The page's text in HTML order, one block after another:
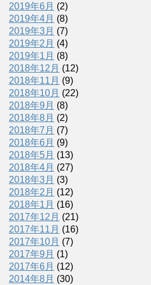
2019年6月 (2)
2019年4月 (8)
2019年3月 (7)
2019年2月 (4)
2019年1月 (8)
2018年12月 (12)
2018年11月 (9)
2018年10月 (22)
2018年9月 (8)
2018年8月 (2)
2018年7月 (7)
2018年6月 (9)
2018年5月 (13)
2018年4月 (27)
2018年3月 (3)
2018年2月 (12)
2018年1月 (16)
2017年12月 (21)
2017年11月 (16)
2017年10月 (7)
2017年9月 (1)
2017年6月 (12)
2014年8月 (30)